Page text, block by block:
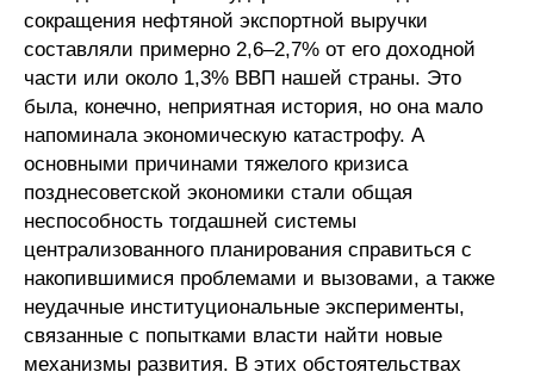
Материалы
Конкурсы и вакансии
Контакты
сокращения нефтяной экспортной выручки
составляли примерно 2,6–2,7% от его доходной
части или около 1,3% ВВП нашей страны. Это
была, конечно, неприятная история, но она мало
напоминала экономическую катастрофу. А
основными причинами тяжелого кризиса
позднесоветской экономики стали общая
неспособность тогдашней системы
централизованного планирования справиться с
накопившимися проблемами и вызовами, а также
неудачные институциональные эксперименты,
связанные с попытками власти найти новые
механизмы развития. В этих обстоятельствах